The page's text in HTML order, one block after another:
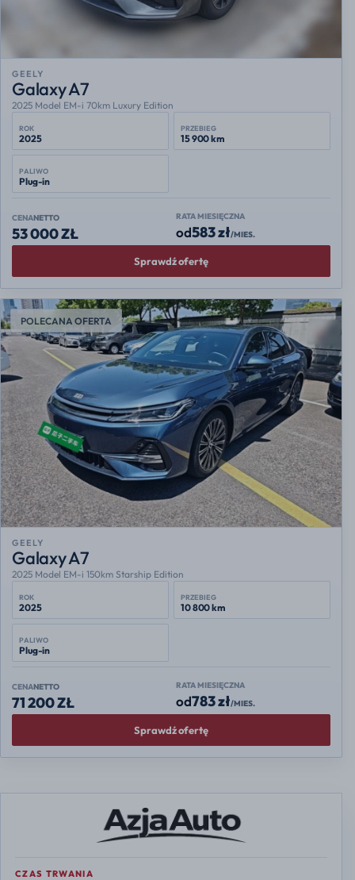
GEELY
Galaxy A7
2025 Model EM-i 70km Luxury Edition
ROK
2025
PRZEBIEG
15 900 km
PALIWO
Plug-in
CENANETTO
53 000 ZŁ
RATA MIESIĘCZNA
od583 zł/MIES.
Sprawdź ofertę
POLECANA OFERTA
GEELY
Galaxy A7
2025 Model EM-i 150km Starship Edition
ROK
2025
PRZEBIEG
10 800 km
PALIWO
Plug-in
CENANETTO
71 200 ZŁ
RATA MIESIĘCZNA
od783 zł/MIES.
Sprawdź ofertę
CZAS TRWANIA